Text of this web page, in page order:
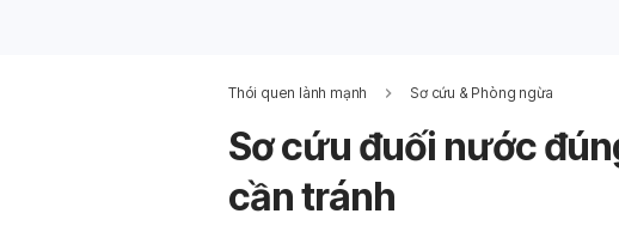
Thói quen lành mạnh Sơ cứu & Phòng ngừa
Sơ cứu đuối nước
cần tránh